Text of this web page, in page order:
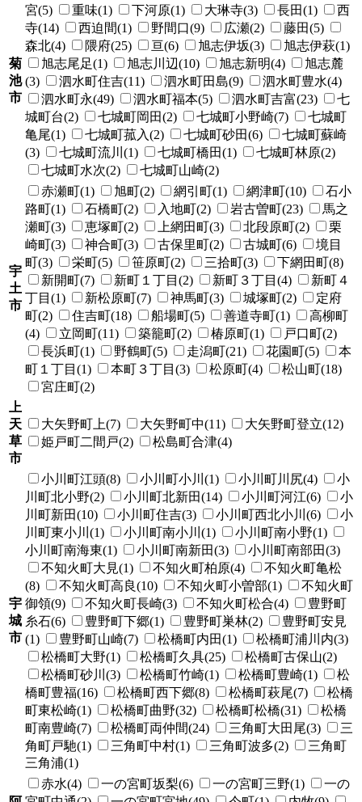
菊
池
市
宮(5)
重味(1) 下河原(1) 大琳寺(3) 長田(1)
西
寺(14)
西迫間(1) 野間口(9) 広瀬(2)
藤田(5)
森北(4)
隈府(25) 亘(6) 旭志伊坂(3)
旭志伊萩(1)
旭志尾足(1)
旭志川辺(10) 旭志新明(4)
旭志麓
(3)
泗水町住吉(11) 泗水町田島(9)
泗水町豊水(4)
泗水町永(49)
泗水町福本(5) 泗水町吉富(23)
七
城町台(2)
七城町岡田(2) 七城町小野崎(7)
七城町
亀尾(1)
七城町菰入(2) 七城町砂田(6)
七城町蘇崎
(3)
七城町流川(1) 七城町橋田(1)
七城町林原(2)
七城町水次(2)
七城町山崎(2)
宇
土
市
赤瀬町(1) 旭町(2) 網引町(1) 網津町(10)
石小
路町(1)
石橋町(2) 入地町(2) 岩古曽町(23)
馬之
瀬町(3)
恵塚町(2) 上網田町(3) 北段原町(2)
栗
崎町(3)
神合町(3) 古保里町(2) 古城町(6)
境目
町(3)
栄町(5) 笹原町(2) 三拾町(3)
下網田町(8)
新開町(7)
新町１丁目(2) 新町３丁目(4)
新町４
丁目(1)
新松原町(7) 神馬町(3) 城塚町(2)
定府
町(2)
住吉町(18) 船場町(5) 善道寺町(1)
高柳町
(4)
立岡町(11) 築籠町(2) 椿原町(1)
戸口町(2)
長浜町(1)
野鶴町(5) 走潟町(21) 花園町(5)
本
町１丁目(1)
本町３丁目(3) 松原町(4)
松山町(18)
宮庄町(2)
上
天
草
市
大矢野町上(7) 大矢野町中(11)
大矢野町登立(12)
姫戸町二間戸(2)
松島町合津(4)
宇
城
市
小川町江頭(8) 小川町小川(1) 小川町川尻(4)
小
川町北小野(2)
小川町北新田(14) 小川町河江(6)
小
川町新田(10)
小川町住吉(3) 小川町西北小川(6)
小
川町東小川(1)
小川町南小川(1)
小川町南小野(1)
小川町南海東(1)
小川町南新田(3)
小川町南部田(3)
不知火町大見(1)
不知火町柏原(4)
不知火町亀松
(8)
不知火町高良(10) 不知火町小曽部(1)
不知火町
御領(9)
不知火町長崎(3) 不知火町松合(4)
豊野町
糸石(6)
豊野町下郷(1) 豊野町巣林(2)
豊野町安見
(1)
豊野町山崎(7) 松橋町内田(1)
松橋町浦川内(3)
松橋町大野(1)
松橋町久具(25)
松橋町古保山(2)
松橋町砂川(3)
松橋町竹崎(1) 松橋町豊崎(1)
松
橋町豊福(16)
松橋町西下郷(8) 松橋町萩尾(7)
松橋
町東松崎(1)
松橋町曲野(32) 松橋町松橋(31)
松橋
町南豊崎(7)
松橋町両仲間(24) 三角町大田尾(3)
三
角町戸馳(1)
三角町中村(1) 三角町波多(2)
三角町
三角浦(1)
赤水(4) 一の宮町坂梨(6) 一の宮町三野(1)
一の